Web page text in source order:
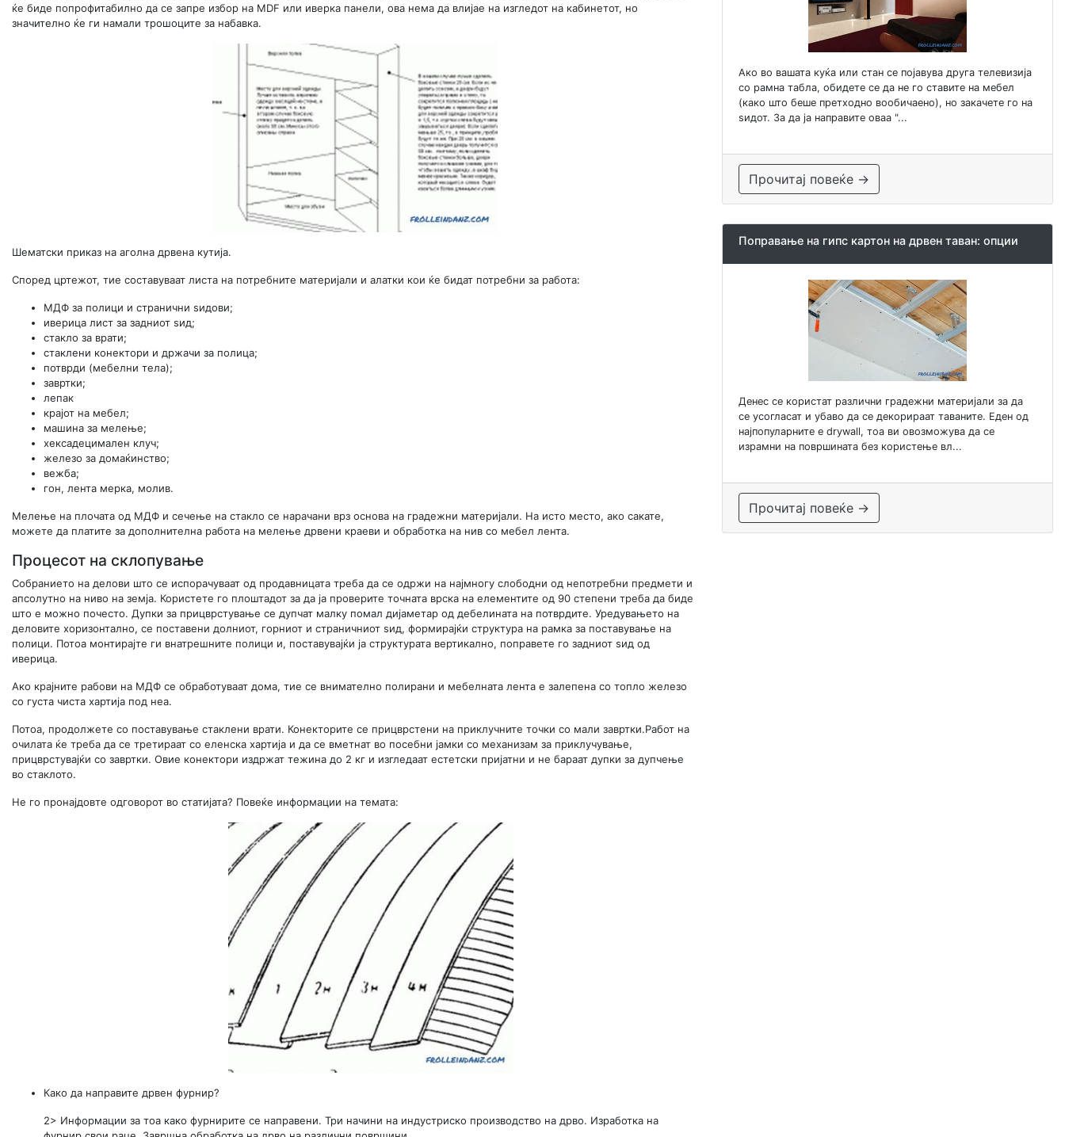
ќе биде попрофитабилно да се запре избор на MDF или иверка панели, ова нема да влијае на изгледот на кабинетот, но
значително ќе ги намали трошоците за набавка.
Шематски приказ на аголна дрвена кутија.
Според цртежот, тие составуваат листа на потребните материјали и алатки кои ќе бидат потребни за работа:
МДФ за полици и странични ѕидови;
иверица лист за задниот ѕид;
стакло за врати;
стаклени конектори и држачи за полица;
потврди (мебелни тела);
завртки;
лепак
крајот на мебел;
машина за мелење;
хексадецимален клуч;
железо за домаќинство;
вежба;
гон, лента мерка, молив.
Мелење на плочата од МДФ и сечење на стакло се нарачани врз основа на градежни материјали. На исто место, ако сакате,
можете да платите за дополнителна работа на мелење дрвени краеви и обработка на нив со мебел лента.
Процесот на склопување
Собранието на делови што се испорачуваат од продавницата треба да се одржи на најмногу слободни од непотребни предмети и
апсолутно на ниво на земја. Користете го плоштадот за да ја проверите точната врска на елементите од 90 степени треба да биде
што е можно почесто. Дупки за прицврстување се дупчат малку помал дијаметар од дебелината на потврдите. Уредувањето на
деловите хоризонтално, се поставени долниот, горниот и страничниот ѕид, формирајќи структура на рамка за поставување на
полици. Потоа монтирајте ги внатрешните полици и, поставувајќи ја структурата вертикално, поправете го задниот ѕид од
иверица.
Ако крајните рабови на МДФ се обработуваат дома, тие се внимателно полирани и мебелната лента е залепена со топло железо
со густа чиста хартија под неа.
Потоа, продолжете со поставување стаклени врати. Конекторите се прицврстени на приклучните точки со мали завртки.Работ на
очилата ќе треба да се третираат со еленска хартија и да се вметнат во посебни јамки со механизам за приклучување,
прицврстувајќи со завртки. Овие конектори издржат тежина до 2 кг и изгледаат естетски пријатни и не бараат дупки за дупчење
во стаклото.
Не го пронајдовте одговорот во статијата? Повеќе информации на темата:
Како да направите дрвен фурнир?
2> Информации за тоа како фурнирите се направени. Три начини на индустриско производство на дрво. Изработка на
Ако во вашата куќа или стан се појавува друга телевизија
со рамна табла, обидете се да не го ставите на мебел
(како што беше претходно вообичаено), но закачете го на
ѕидот. За да ја направите оваа "...
Прочитај повеќе →
Поправање на гипс картон на дрвен таван: опции
Денес се користат различни градежни материјали за да
се усогласат и убаво да се декорираат таваните. Еден од
најпопуларните е drywall, тоа ви овозможува да се
израмни на површината без користење вл...
Прочитај повеќе →